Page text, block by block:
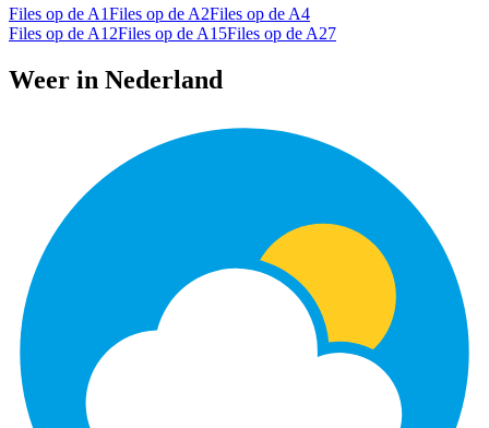
Files op de A1Files op de A2Files op de A4
Files op de A12Files op de A15Files op de A27
Weer in Nederland